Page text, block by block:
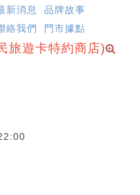
新消息
品牌故事
絡我們
門市據點
旅遊卡特約商店)